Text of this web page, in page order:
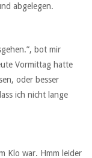
abgelegen.
bot mir
Vormittag hatte
oder besser
ich nicht lange
Klo war. Hmm leider